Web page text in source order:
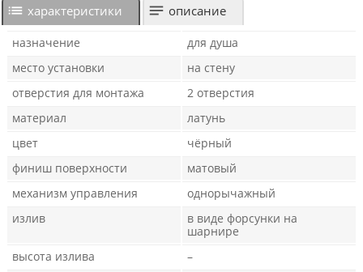
характеристики описание
назначение
для душа
место установки
на стену
отверстия для монтажа
2 отверстия
материал
латунь
цвет
чёрный
финиш поверхности
матовый
механизм управления
однорычажный
излив
в виде форсунки на
шарнире
высота излива
–